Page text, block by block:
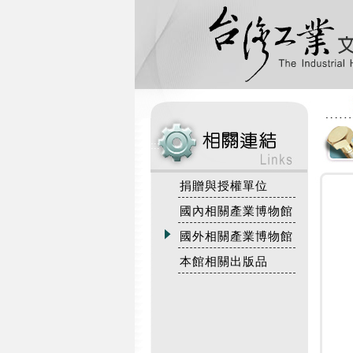
:::
捐贈與授權單位
國內相關產業博物館
國外相關產業博物館
本館相關出版品